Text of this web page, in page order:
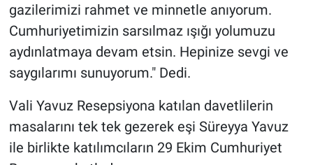
gazilerimizi rahmet ve minnetle anıyorum.
Cumhuriyetimizin sarsılmaz ışığı yolumuzu
aydınlatmaya devam etsin. Hepinize sevgi ve
saygılarımı sunuyorum." Dedi.
Vali Yavuz Resepsiyona katılan davetlilerin
masalarını tek tek gezerek eşi Süreyya Yavuz
ile birlikte katılımcıların 29 Ekim Cumhuriyet